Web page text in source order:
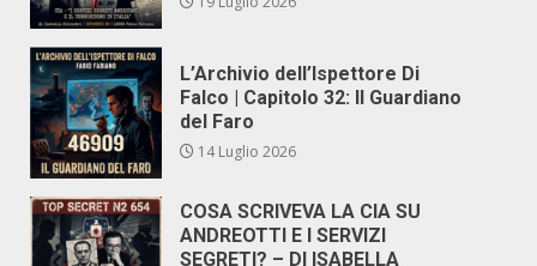
L’Archivio dell’Ispettore Di
Falco | Capitolo 32: Il Guardiano
del Faro
14 Luglio 2026
COSA SCRIVEVA LA CIA SU
ANDREOTTI E I SERVIZI
SEGRETI? – DI ISABELLA